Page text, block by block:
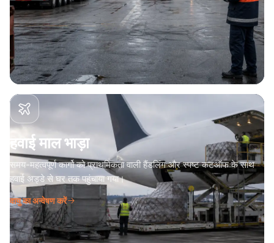
हवाई माल भाड़ा
समय-महत्वपूर्ण कार्गो को प्राथमिकता वाली हैंडलिंग और स्पष्ट कटऑफ के साथ
हवाई अड्डे से घर तक पहुंचाया गया।
वायु का अन्वेषण करें